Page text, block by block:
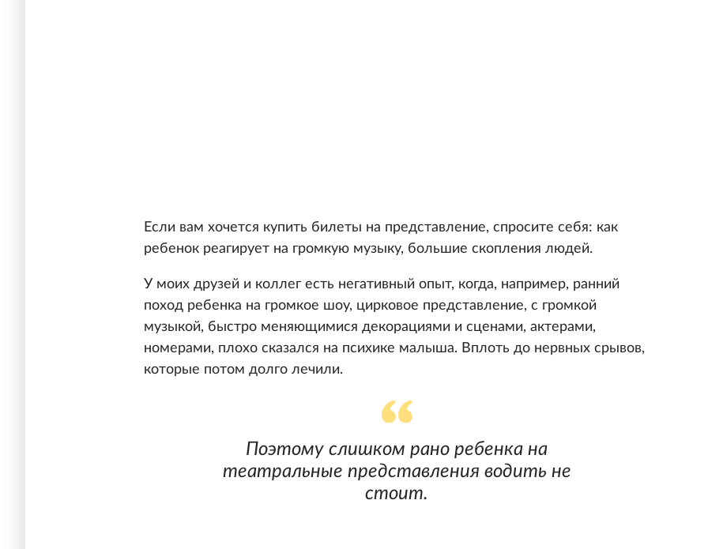
Если вам хочется купить билеты на представление, спросите себя: как
ребенок реагирует на громкую музыку, большие скопления людей.
У моих друзей и коллег есть негативный опыт, когда, например, ранний
поход ребенка на громкое шоу, цирковое представление, с громкой
музыкой, быстро меняющимися декорациями и сценами, актерами,
номерами, плохо сказался на психике малыша. Вплоть до нервных срывов,
которые потом долго лечили.
Поэтому слишком рано ребенка на
театральные представления водить не
стоит.